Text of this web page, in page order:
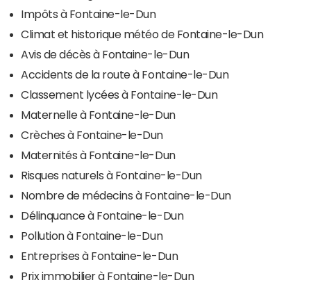
Impôts à Fontaine-le-Dun
Climat et historique météo de Fontaine-le-Dun
Avis de décès à Fontaine-le-Dun
Accidents de la route à Fontaine-le-Dun
Classement lycées à Fontaine-le-Dun
Maternelle à Fontaine-le-Dun
Crèches à Fontaine-le-Dun
Maternités à Fontaine-le-Dun
Risques naturels à Fontaine-le-Dun
Nombre de médecins à Fontaine-le-Dun
Délinquance à Fontaine-le-Dun
Pollution à Fontaine-le-Dun
Entreprises à Fontaine-le-Dun
Prix immobilier à Fontaine-le-Dun